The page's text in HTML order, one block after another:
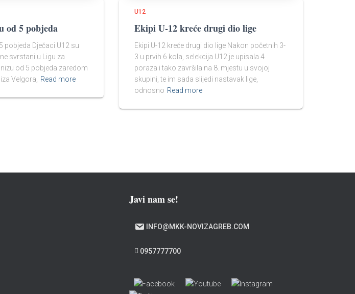
od 5 pobjeda​
pobjeda Dječaci U12 su
svrstani u Ligu za
od 5 pobjeda zaredom
Velgora,
Read more
U12
Ekipi U-12 kreće drugi dio lige
Ekipi U-12 kreće drugi dio lige Nakon početnih 3-
3 u prvih 6 kola, selekcija U12 je upisala 4
poraza i tako završila na 8. mjestu u svojoj
skupini, te im sada slijedi nastavak lige,
odnosno Read more
Javi nam se!
INFO@MKK-NOVIZAGREB.COM
0957777700